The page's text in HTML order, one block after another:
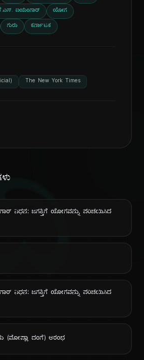
ಐಯಂಗಾರ್ ಯೋಗ
ಗುರು ಕರ್ನಾಟಕ
The New York Times
ನಿಧನ: ಜಗತ್ತಿಗೆ ಯೋಗವನ್ನು ಪರಿಚಯಿಸಿದ
ನಿಧನ: ಜಗತ್ತಿಗೆ ಯೋಗವನ್ನು ಪರಿಚಯಿಸಿದ
ದಂಗೆ) ಆರಂಭ